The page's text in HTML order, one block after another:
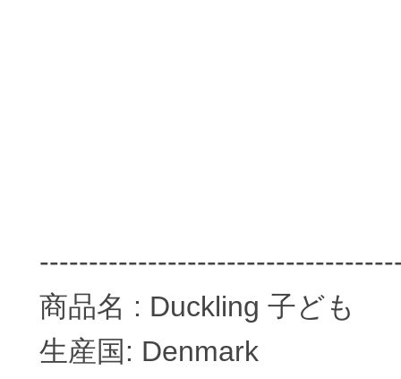
商品名 : Duckling 子ども
生産国: Denmark